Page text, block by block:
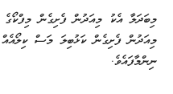
މިބަދަލާ އެކު މިއަދުން ފެށިގެން
ނިންމާފައެވެ.